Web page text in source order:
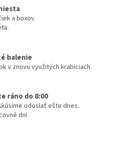
a boxov
balenie
v znovu využitých krabiciach.
ráno do 8:00
odoslať ešte dnes.
dni